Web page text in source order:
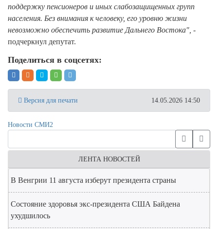
поддержку пенсионеров и иных слабозащищенных групп
населения. Без внимания к человеку, его уровню жизни
невозможно обеспечить развитие Дальнего Востока", -
подчеркнул депутат.
Поделиться в соцсетях:
Версия для печати 14.05.2026 14:50
Новости СМИ2
ЛЕНТА НОВОСТЕЙ
В Венгрии 11 августа изберут президента страны
Состояние здоровья экс-президента США Байдена
ухудшилось